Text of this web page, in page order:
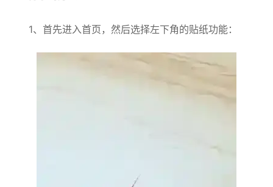
1、首先进入首页，然后选择左下角的贴纸功能：